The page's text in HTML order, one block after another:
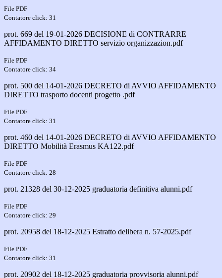
File PDF
Contatore click: 31
prot. 669 del 19-01-2026 DECISIONE di CONTRARRE
AFFIDAMENTO DIRETTO servizio organizzazion.pdf
File PDF
Contatore click: 34
prot. 500 del 14-01-2026 DECRETO di AVVIO AFFIDAMENTO
DIRETTO trasporto docenti progetto .pdf
File PDF
Contatore click: 31
prot. 460 del 14-01-2026 DECRETO di AVVIO AFFIDAMENTO
DIRETTO Mobilità Erasmus KA122.pdf
File PDF
Contatore click: 28
prot. 21328 del 30-12-2025 graduatoria definitiva alunni.pdf
File PDF
Contatore click: 29
prot. 20958 del 18-12-2025 Estratto delibera n. 57-2025.pdf
File PDF
Contatore click: 31
prot. 20902 del 18-12-2025 graduatoria provvisoria alunni.pdf